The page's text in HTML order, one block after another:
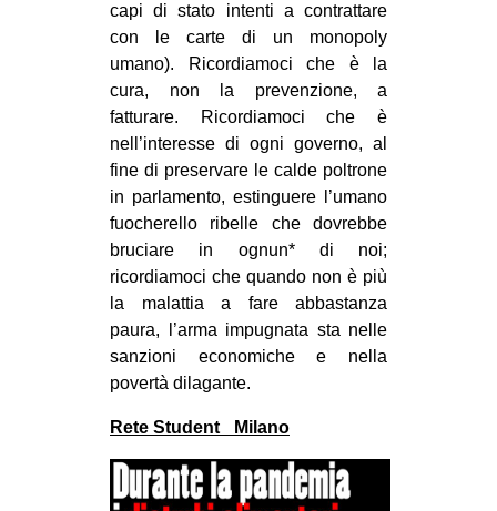
capi di stato intenti a contrattare
con le carte di un monopoly
umano). Ricordiamoci che è la
cura, non la prevenzione, a
fatturare. Ricordiamoci che è
nell’interesse di ogni governo, al
fine di preservare le calde poltrone
in parlamento, estinguere l’umano
fuocherello ribelle che dovrebbe
bruciare in ognun* di noi;
ricordiamoci che quando non è più
la malattia a fare abbastanza
paura, l’arma impugnata sta nelle
sanzioni economiche e nella
povertà dilagante.
Rete Student_ Milano